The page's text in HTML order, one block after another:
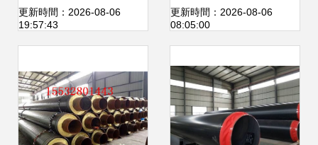
瀝青防腐鋼管 高性
案
更新時間：2026-08-06
19:57:43
專業保障
更新時間：2026-08-06
08:05:00